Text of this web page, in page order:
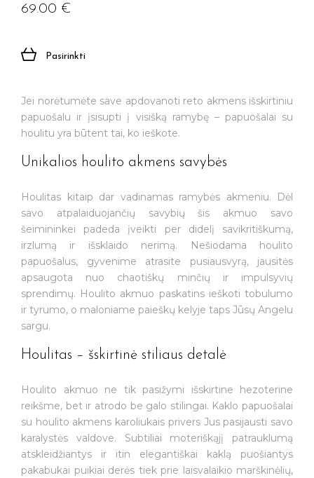
69.00 €
Pasirinkti
Jei norėtumėte save apdovanoti reto akmens išskirtiniu
papuošalu ir įsisupti į visišką ramybę – papuošalai su
houlitu yra būtent tai, ko ieškote.
Unikalios houlito akmens savybės
Houlitas kitaip dar vadinamas ramybės akmeniu. Dėl
savo atpalaiduojančių savybių šis akmuo savo
šeimininkei padeda įveikti per didelį savikritiškumą,
irzlumą ir išsklaido nerimą. Nešiodama houlito
papuošalus, gyvenime atrasite pusiausvyrą, jausitės
apsaugota nuo chaotiškų minčių ir impulsyvių
sprendimų. Houlito akmuo paskatins ieškoti tobulumo
ir tyrumo, o maloniame paieškų kelyje taps Jūsų Angelu
sargu.
Houlitas – šskirtinė stiliaus detalė
Houlito akmuo ne tik pasižymi išskirtine hezoterine
reikšme, bet ir atrodo be galo stilingai. Kaklo papuošalai
su houlito akmens karoliukais privers Jus pasijausti savo
karalystės valdove. Subtiliai moteriškąjį patrauklumą
atskleidžiantys ir itin elegantiškai kaklą puošiantys
pakabukai puikiai derės tiek prie laisvalaikio marškinėlių,
Prenumeruoti